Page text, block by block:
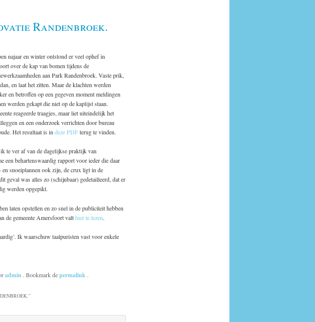
Randenbroek.
najaar en winter ontstond er veel ophef in
over de kap van bomen tijdens de
aan Park Randenbroek. Vaste prik,
en laat het zitten. Maar de klachten werden
en betroffen op een gegeven moment meldingen
werden gekapt die niet op de kaplijst staan.
reageerde traagjes, maar liet uiteindelijk het
en een onderzoek verrichten door bureau
Het resultaat is indeze PDFterug te vinden.
te ver af van de dagelijkse praktijk van
een behartenswaardig rapport voor ieder die daar
snoeiplannen ook zijn, de crux ligt in de
geval was alles zo (schijnbaar) gedetailleerd, dat er
werden opgepikt.
laten opstellen en zo snel in de publiciteit hebben
de gemeente Amersfoort valthier te lezen.
Ik waarschuw taalpuristen vast voor enkele
admin . Bookmark depermalink .
”